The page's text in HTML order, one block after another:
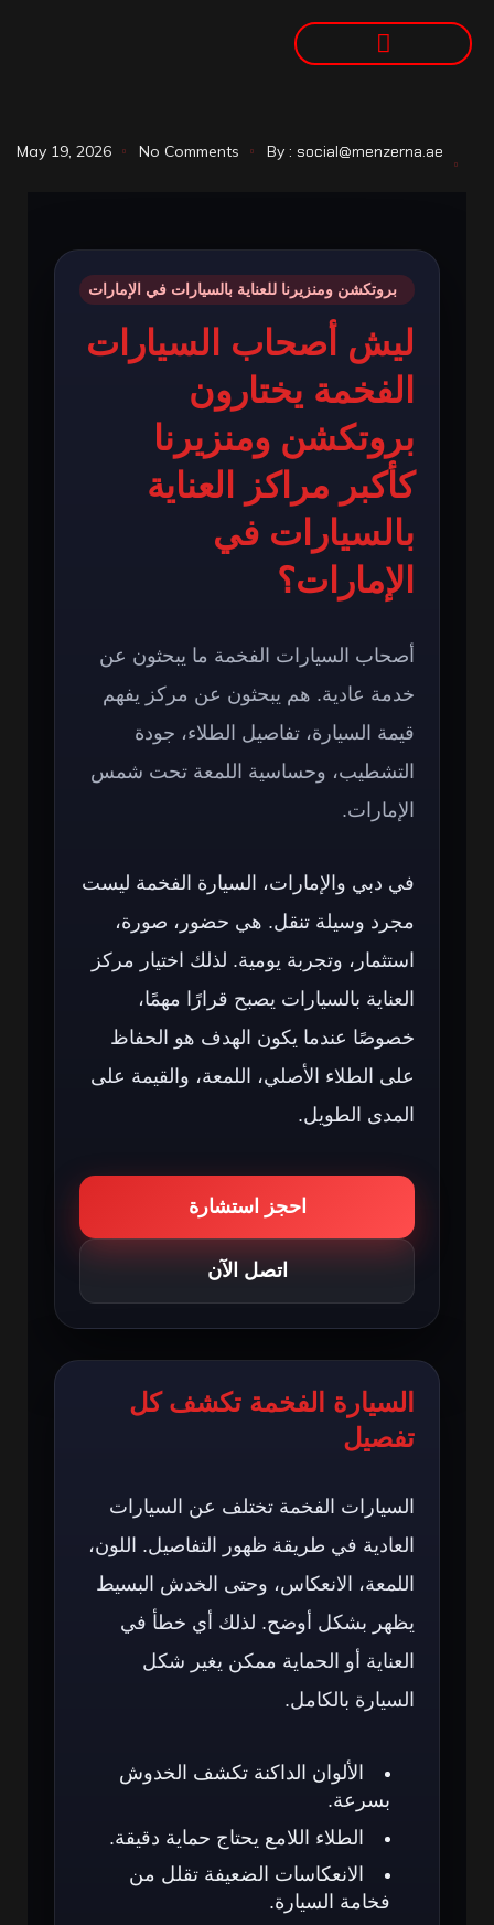
May 19, 2026 No Comments By : social@menzerna.ae
بروتكشن ومنزيرنا للعناية بالسيارات في الإمارات
ليش أصحاب السيارات
الفخمة يختارون
بروتكشن ومنزيرنا
كأكبر مراكز العناية
بالسيارات في
الإمارات؟
أصحاب السيارات الفخمة ما يبحثون عن
خدمة عادية. هم يبحثون عن مركز يفهم
قيمة السيارة، تفاصيل الطلاء، جودة
التشطيب، وحساسية اللمعة تحت شمس
الإمارات.
في دبي والإمارات، السيارة الفخمة ليست
مجرد وسيلة تنقل. هي حضور، صورة،
استثمار، وتجربة يومية. لذلك اختيار مركز
العناية بالسيارات يصبح قرارًا مهمًا،
خصوصًا عندما يكون الهدف هو الحفاظ
على الطلاء الأصلي، اللمعة، والقيمة على
المدى الطويل.
احجز استشارة
اتصل الآن
السيارة الفخمة تكشف كل
تفصيل
السيارات الفخمة تختلف عن السيارات
العادية في طريقة ظهور التفاصيل. اللون،
اللمعة، الانعكاس، وحتى الخدش البسيط
يظهر بشكل أوضح. لذلك أي خطأ في
العناية أو الحماية ممكن يغير شكل
السيارة بالكامل.
الألوان الداكنة تكشف الخدوش
بسرعة.
الطلاء اللامع يحتاج حماية دقيقة.
الانعكاسات الضعيفة تقلل من
فخامة السيارة.